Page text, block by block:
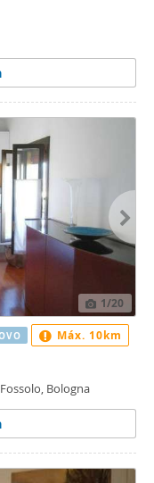
1/20
Bologna
Máx. 10km